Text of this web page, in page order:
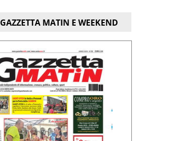
GAZZETTA MATIN E WEEKEND